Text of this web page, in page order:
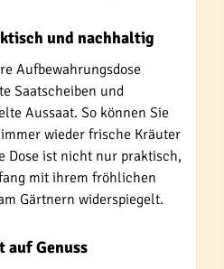
und nachhaltig
Aufbewahrungsdose
Saatscheiben und
Aussaat. So können Sie
wieder frische Kräuter
Dose ist nicht nur praktisch,
mit ihrem fröhlichen
Gärtnern widerspiegelt.
auf Genuss